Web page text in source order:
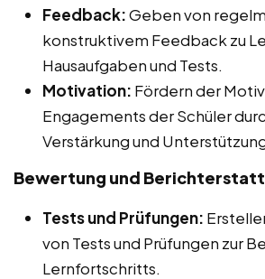
Feedback:Geben von
konstruktivem Feedback zu
Hausaufgaben und Tests.
Motivation: Fördern der
Engagements der Schüler
Verstärkung und
Bewertung und
Tests und Prüfungen:
von Tests und Prüfungen zur
Lernfortschritts.